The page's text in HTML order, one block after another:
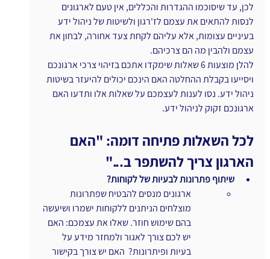
לכן, עד שיסוכמו ההגדרות והכללים, אין טעם לארגונים
לנסות להתאים את עצמם לז'רגון ולשיטות של ניהול ידע
בעיניים עצומות, אלא עליהם לקחת צעד אחורה, לבחון את
עצמם ולהבין מה הם צרכיהם.
להלן מוצעות 6 שאלות שימקדו אתכם בזיהוי צרכי ארגונכם
ויסייעו בקבלת ההחלטה האם הינכם יכולים להיעזר בשיטות
ניהול ידע. נסו לענות לעצמכם על שאלות אלו ותדעו האם
ארגונכם זקוק לניהול ידע.
לכל השאלות פתיחה דומה: "האם
הארגון צריך להשתפר ב..."
שיתוף פתרונות לבעיות של לקוחות?
ארגונים מנסים להבטיח שפתרונות
מוצלחים הניתנים ללקוחות ישמרו ושיעשה
בהם שימוש חוזר. שאלו את עצמכם: האם
יש לכם צורך לאגור ולמחזר מידע על
בעיות ופיתרונות?  האם יש צורך בקישור